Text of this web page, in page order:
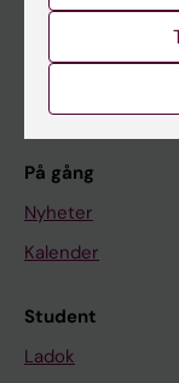
Forskarutbildning
Forskning
På gång
Nyheter
Kalender
Student
Ladok